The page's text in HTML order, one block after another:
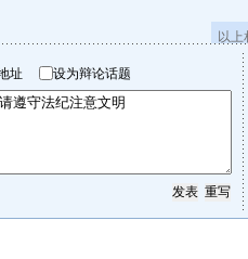
以
址 设为辩论话题